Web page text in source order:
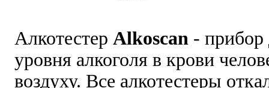
Алкотестер Alkoscan - прибор
уровня алкоголя в крови
воздуху. Все алкотестеры